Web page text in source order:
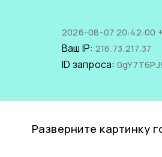
2026-08-07 20:42:00
Ваш IP: 216.73.217.37
ID запроса:
Разверните картинку